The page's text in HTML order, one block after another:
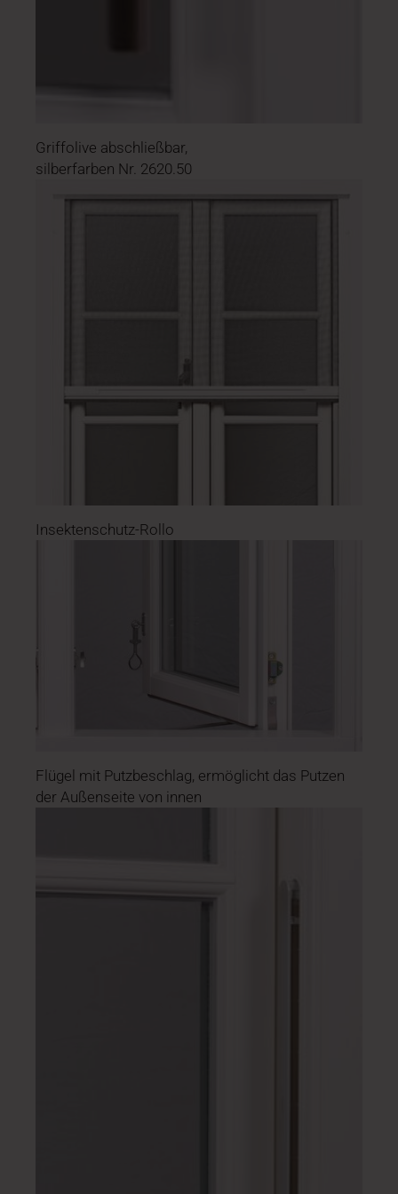
Griffolive abschließbar,
silberfarben Nr. 2620.50
Insektenschutz-Rollo
Flügel mit Putzbeschlag, ermöglicht das Putzen
der Außenseite von innen